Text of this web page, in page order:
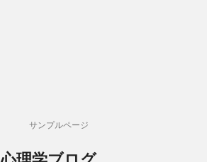
サンプルページ